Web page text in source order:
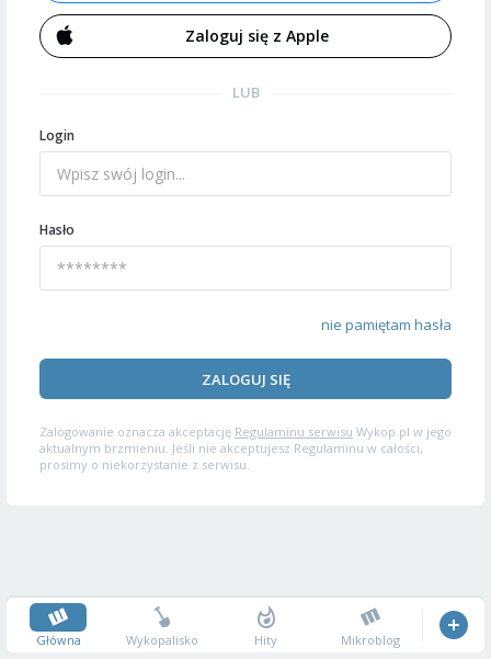
Zaloguj się z Apple
LUB
Login
Hasło
nie pamiętam hasła
ZALOGUJ SIĘ
Zalogowanie oznacza akceptację Regulaminu serwisu Wykop.pl w jego
aktualnym brzmieniu. Jeśli nie akceptujesz Regulaminu w całości,
prosimy o niekorzystanie z serwisu.
Główna Wykopalisko Hity Mikroblog